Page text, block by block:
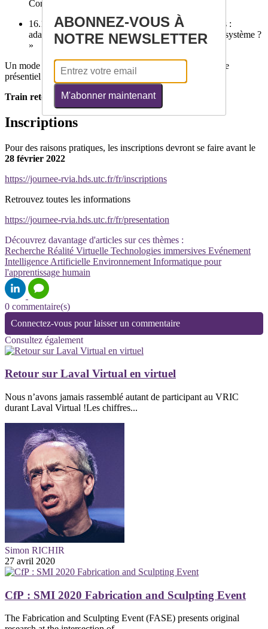
Compiègne
16.15-17.00 Table Ronde « Environnements virtuels :
adaptation du système à l'humain ou de l'humain au système ?
»
Un mode hybride est en cours d'études mais on privilégie le
présentiel pour permettre de participer aux démonstrations.
Train retour
départ 17.35 – arrivée 18.26
Inscriptions
Pour des raisons pratiques, les inscriptions devront se faire avant le
28 février 2022
https://journee-rvia.hds.utc.fr/fr/inscriptions
Retrouvez toutes les informations
https://journee-rvia.hds.utc.fr/fr/presentation
Découvrez davantage d'articles sur ces thèmes :
Recherche Réalité Virtuelle Technologies immersives Evénement
Intelligence Artificielle Environnement Informatique pour
l'apprentissage humain
0 commentaire(s)
Connectez-vous pour laisser un commentaire
Consultez également
Retour sur Laval Virtual en virtuel
Nous n’avons jamais rassemblé autant de participant au VRIC
durant Laval Virtual !Les chiffres...
Simon RICHIR
27 avril 2020
CfP : SMI 2020 Fabrication and Sculpting Event
The Fabrication and Sculpting Event (FASE) presents original
ABONNEZ-VOUS À
NOTRE NEWSLETTER
M'abonner maintenant